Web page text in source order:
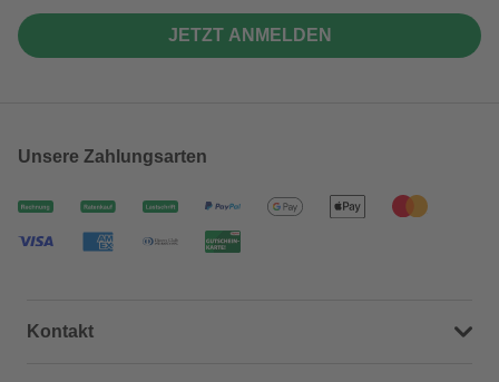
JETZT ANMELDEN
Unsere Zahlungsarten
Kontakt